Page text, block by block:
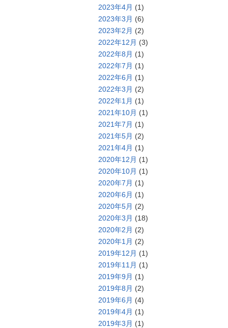
2023年4月 (1)
2023年3月 (6)
2023年2月 (2)
2022年12月 (3)
2022年8月 (1)
2022年7月 (1)
2022年6月 (1)
2022年3月 (2)
2022年1月 (1)
2021年10月 (1)
2021年7月 (1)
2021年5月 (2)
2021年4月 (1)
2020年12月 (1)
2020年10月 (1)
2020年7月 (1)
2020年6月 (1)
2020年5月 (2)
2020年3月 (18)
2020年2月 (2)
2020年1月 (2)
2019年12月 (1)
2019年11月 (1)
2019年9月 (1)
2019年8月 (2)
2019年6月 (4)
2019年4月 (1)
2019年3月 (1)